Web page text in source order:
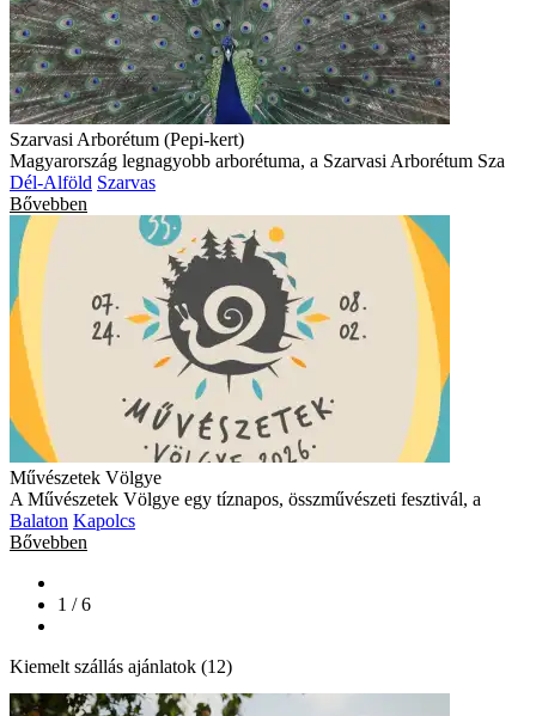
Szarvasi Arborétum (Pepi-kert)
Magyarország legnagyobb arborétuma, a Szarvasi Arborétum Sza
Dél-Alföld Szarvas
Bővebben
Művészetek Völgye
A Művészetek Völgye egy tíznapos, összművészeti fesztivál, a
Balaton Kapolcs
Bővebben
1 / 6
Kiemelt szállás ajánlatok (12)